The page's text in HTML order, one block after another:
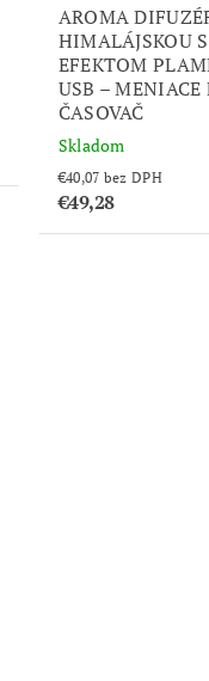
AROMA
HIMALÁJSKOU
EFEKTOM
USB – MENIACE
ČASOVAČ
Skladom
€40,07 bez DPH
€49,28